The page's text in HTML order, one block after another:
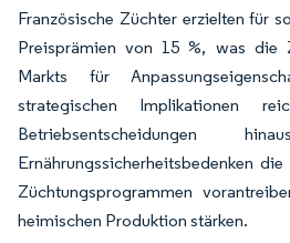
Französische Züchter erzielten für
Preisprämien von 15 %, was die
Markts für
strategischen Implikationen
Betriebsentscheidungen
Ernährungssicherheitsbedenken
Züchtungsprogrammen
heimischen Produktion stärken.